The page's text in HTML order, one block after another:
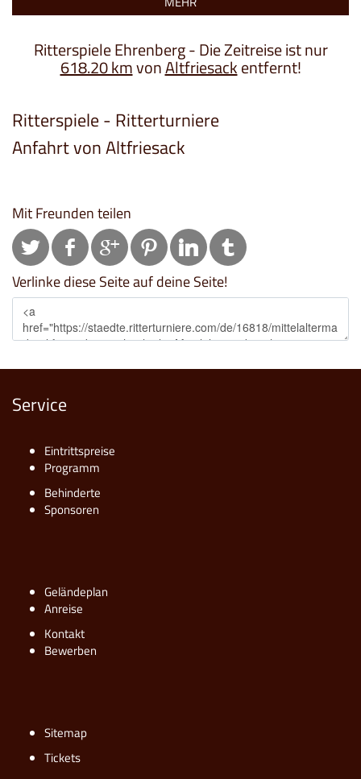
Ritterspiele Ehrenberg - Die Zeitreise ist nur
618.20 kmvonAltfriesackentfernt!
Ritterspiele - Ritterturniere
Anfahrt von Altfriesack
Mit Freunden teilen
Verlinke diese Seite auf deine Seite!
Service
Eintrittspreise
Programm
Behinderte
Sponsoren
Geländeplan
Anreise
Kontakt
Bewerben
Sitemap
Tickets